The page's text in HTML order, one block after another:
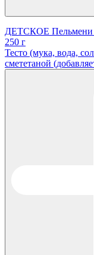
ДЕТСКОЕ Пельмени
250 г
Тесто (мука, вода,
смететаной